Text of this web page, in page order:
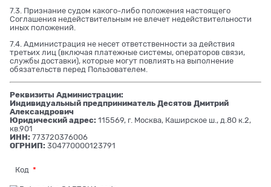
7.3. Признание судом какого-либо положения настоящего
Соглашения недействительным не влечет недействительности
иных положений.
7.4. Администрация не несет ответственности за действия
третьих лиц (включая платежные системы, операторов связи,
службы доставки), которые могут повлиять на выполнение
обязательств перед Пользователем.
Реквизиты Администрации:
Индивидуальный предприниматель Десятов Дмитрий
Александрович
Юридический адрес: 115569, г. Москва, Каширское ш., д.80 к.2,
кв.901
ИНН: 773720376006
ОГРНИП: 304770000123791
Код